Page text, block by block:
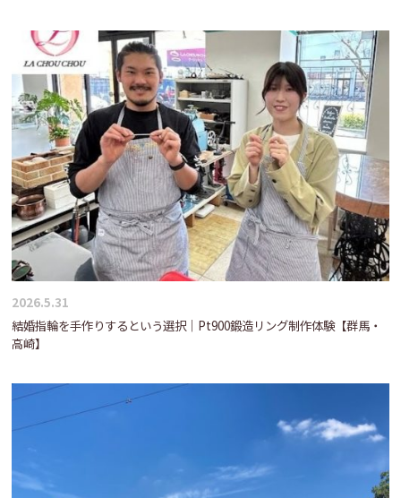
2026.5.31
結婚指輪を手作りするという選択｜Pt900鍛造リング制作体験【群馬・
高崎】